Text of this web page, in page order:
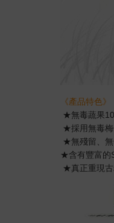
《產品特色》
★無毒蔬果
★採用無毒梅
★無殘留、無
★含有豐富的
★真正重現